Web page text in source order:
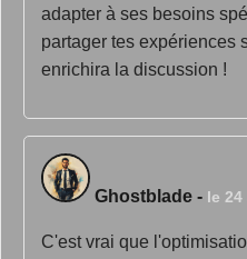
adapter à ses besoins
partager tes expériences
enrichira la discussion !
Ghostblade - le 24
C'est vrai que